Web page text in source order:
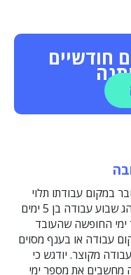
חודשיים
במקום עבודתו תלוי
בשאלה האם הוא עובד במקום שבו מונהג שבוע עבודה בן 5 ימים
כן, מספר ימי החופשה שהעובד
עבודה או בענף מסוים
מקוצר. יודגש כי
מחשבים את מספר ימי